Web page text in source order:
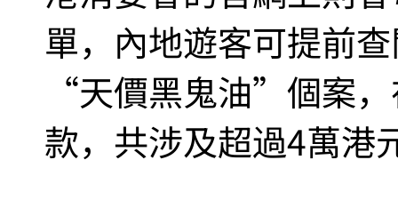
單，內地遊客可提前
“天價黑鬼油”個案
款，共涉及超過4萬港